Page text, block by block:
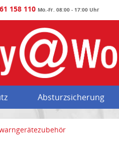
158 110 Mo.-Fr. 08:00 - 17:00 Uhr
Absturzsicherung